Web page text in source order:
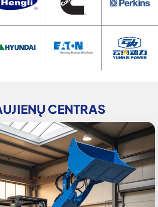
CENTRAS